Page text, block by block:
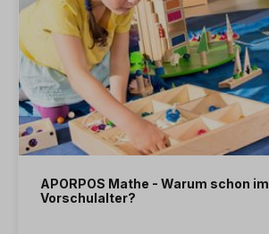
APORPOS Mathe - Warum schon im
Vorschulalter?